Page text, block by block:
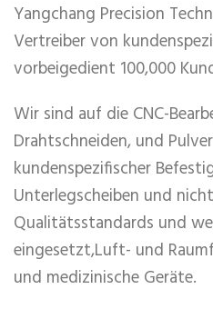
Yangchang Precision
Vertreiber von
vorbeigedient 100,000
Wir sind auf die CNC-
Drahtschneiden, und
kundenspezifischer
Unterlegscheiben und
Qualitätsstandards und
eingesetzt,Luft- und
und medizinische Geräte.